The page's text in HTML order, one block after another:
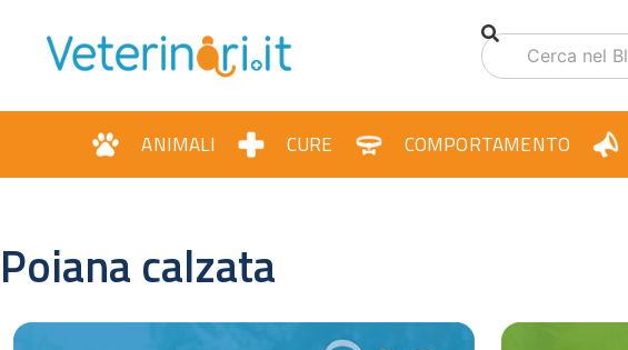
ANIMALI CURE COMPORTAMENTO
Poiana calzata